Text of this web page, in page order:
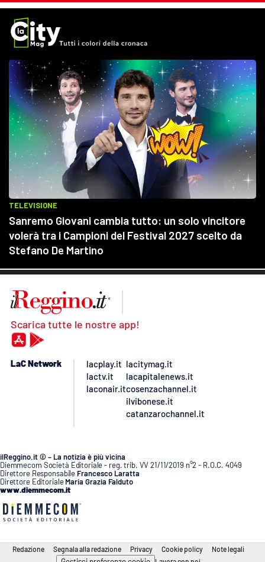
Scarica tutte le nostre app!
LaC Network
lacplay.it
lactv.it
laconair.it
lacitymag.it
lacapitalenews.it
cosenzachannel.it
ilvibonese.it
catanzarochannel.it
ilReggino.it © – La notizia è più vicina
Diemmecom Società Editoriale - reg. trib. VV 21/11/2019 n°2 - R.O.C. 4049
Direttore Responsabile Francesco Laratta
Direttore Editoriale Maria Grazia Falduto
www.diemmecom.it
Redazione Segnala alla redazione Privacy Cookie policy Note legali